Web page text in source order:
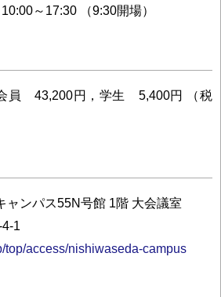
～17:30 （9:30開場）
員 43,200円，学生 5,400円 （税
ャンパス55N号館 1階 大会議室
1
top/access/nishiwaseda-campus